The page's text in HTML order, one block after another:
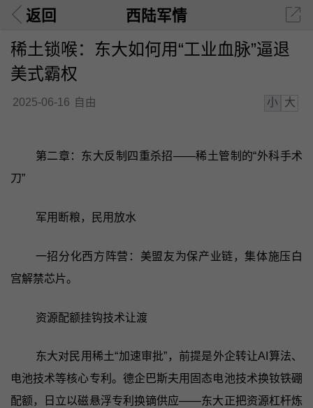
返回 西陆军情
稀土锁喉：东大如何用“工业血脉”逼退
美式霸权
2025-06-16 自由 小 大
第二章：东大反制四重杀招——稀土管制的“外科手术
刀”
军用断粮，民用放水
一招分化西方阵营：美盟友为保产业链，集体施压白
宫解禁芯片。
资源配额挂钩技术让渡
东大对民用稀土“加速审批”，前提是外企转让AI算法、
电池技术等核心专利。德企巴斯夫用固态电池技术换钕铁硼
配额，日立以磁悬浮专利换镝供应——东大正把资源杠杆炼